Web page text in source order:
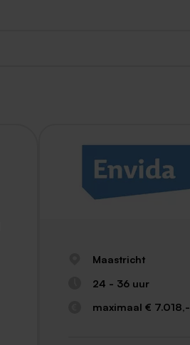
Maastricht
24 - 36 uur
maximaal € 7.018,-